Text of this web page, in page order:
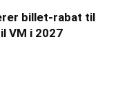
billet-rabat til
VM i 2027